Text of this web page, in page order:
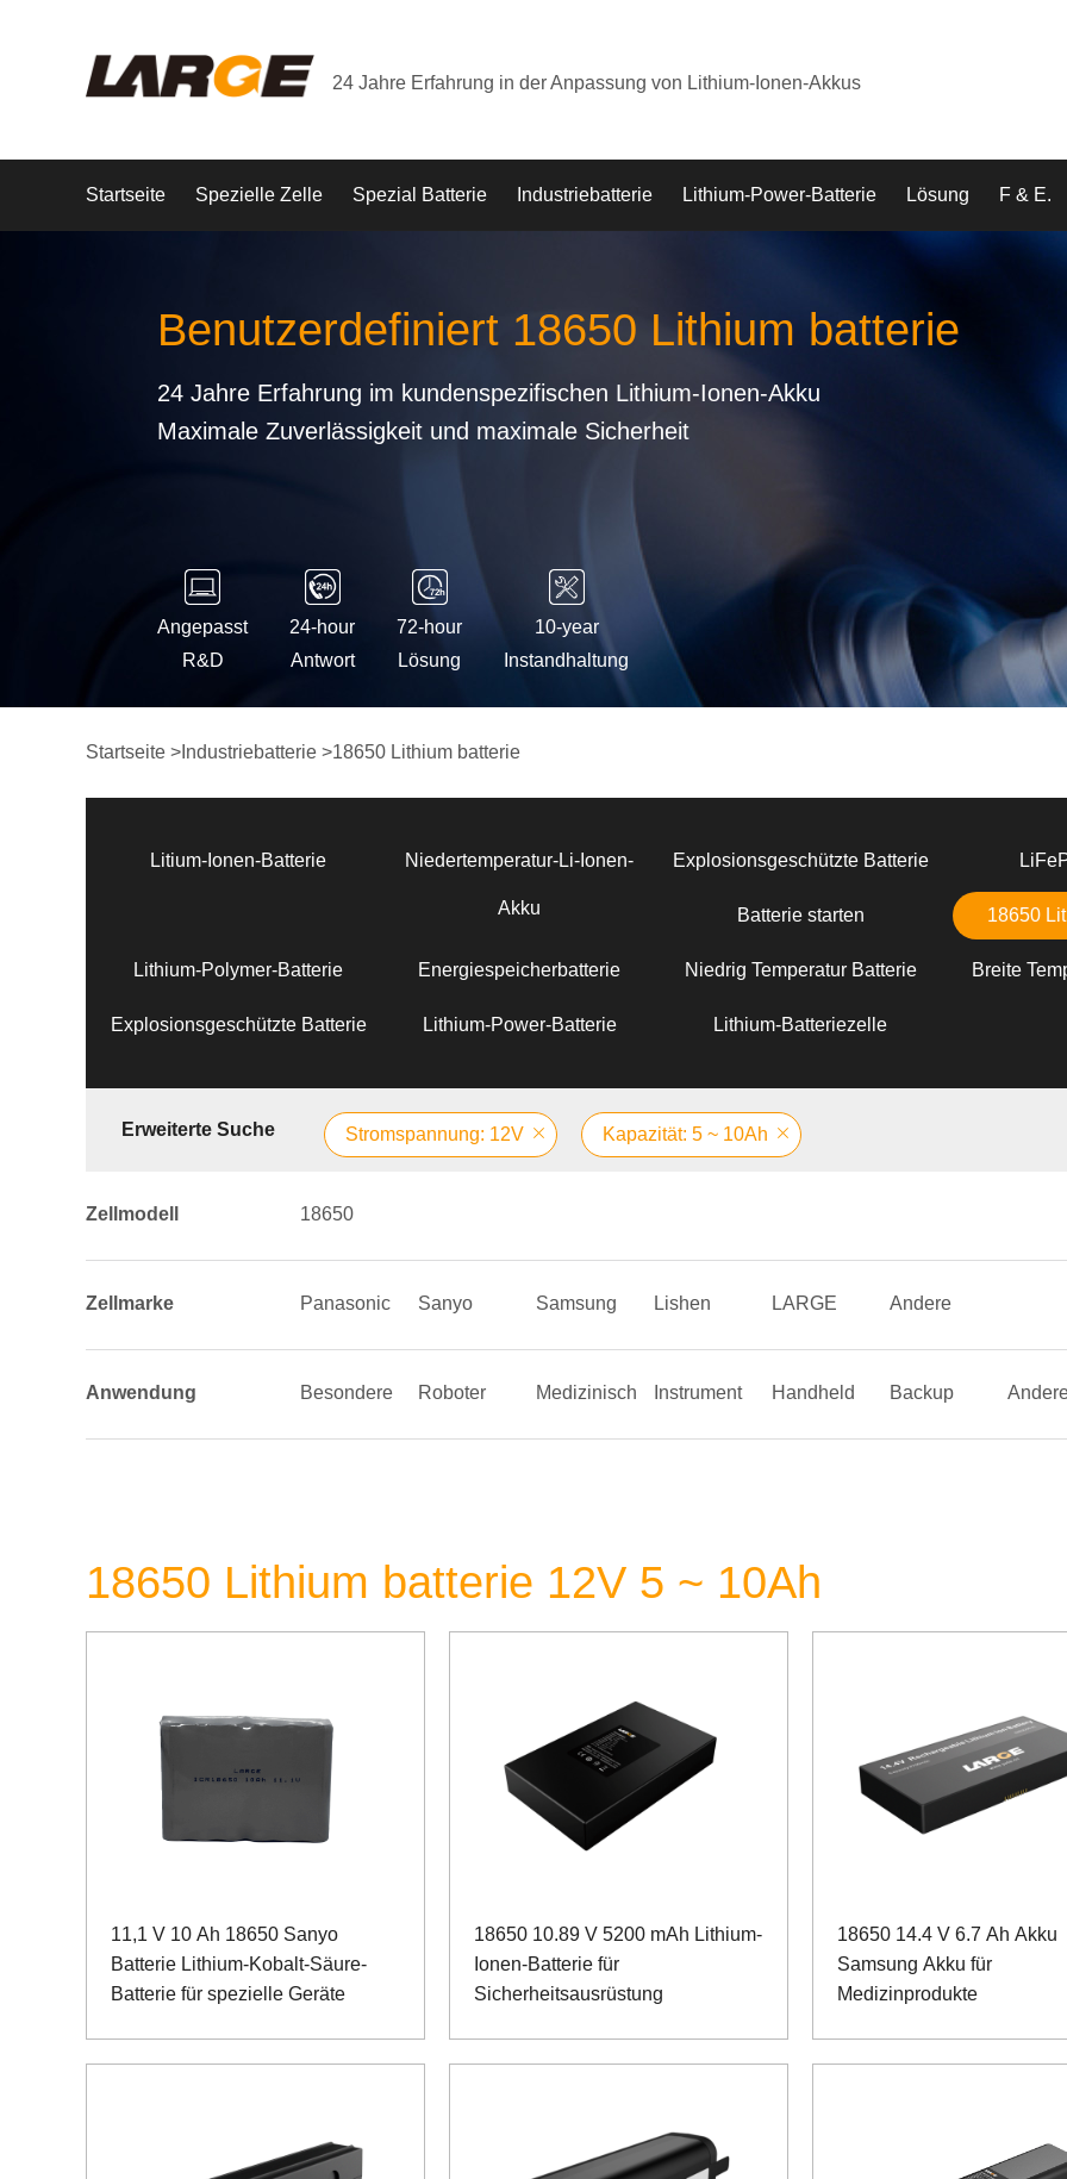
24 Jahre Erfahrung in der Anpassung von Lithium-Ionen-Akkus
Startseite Spezielle Zelle Spezial Batterie Industriebatterie Lithium-Power-Batterie Lösung F & E.
Benutzerdefiniert 18650 Lithium batterie
24 Jahre Erfahrung im kundenspezifischen Lithium-Ionen-Akku
Maximale Zuverlässigkeit und maximale Sicherheit
Angepasst
R&D
24-hour
Antwort
72-hour
Lösung
10-year
Instandhaltung
Startseite > Industriebatterie >18650 Lithium batterie
Litium-Ionen-Batterie Niedertemperatur-Li-Ionen-
Akku
Explosionsgeschützte Batterie
Batterie starten 18650
Lithium-Polymer-Batterie Energiespeicherbatterie Niedrig Temperatur Batterie Breite
Explosionsgeschützte Batterie Lithium-Power-Batterie Lithium-Batteriezelle
Erweiterte Suche Stromspannung: 12V Kapazität: 5 ~ 10Ah
Zellmodell 18650
Zellmarke Panasonic Sanyo Samsung Lishen LARGE Andere
Anwendung Besondere Roboter Medizinisch Instrument Handheld Backup
18650 Lithium batterie 12V 5 ~ 10Ah
11,1 V 10 Ah 18650 Sanyo
Batterie Lithium-Kobalt-Säure-
Batterie für spezielle Geräte
18650 10.89 V 5200 mAh Lithium-
Ionen-Batterie für
Sicherheitsausrüstung
18650 14.4 V 6.7 Ah Akku
Samsung Akku für
Medizinprodukte